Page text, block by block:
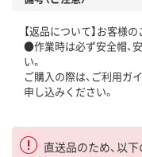
【返品について】お客様
●作業時は必ず安全帽、
い。
ご購入の際は、ご利用ガ
申し込みください。
直送品のため、以